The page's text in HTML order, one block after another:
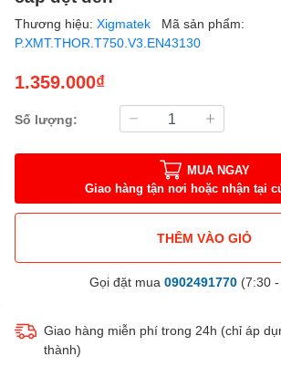
Thương hiệu: Xigmatek
Mã sản phẩm:
P.XMT.THOR.T750.V3.EN43130
1.359.000₫
Số lượng:
MUA NGAY
Giao hàng tận nơi hoặc nhận tại
THÊM VÀO GIỎ
Gọi đặt mua 0902491770(7:30 -
Giao hàng miễn phí trong 24h (chỉ áp
thành)